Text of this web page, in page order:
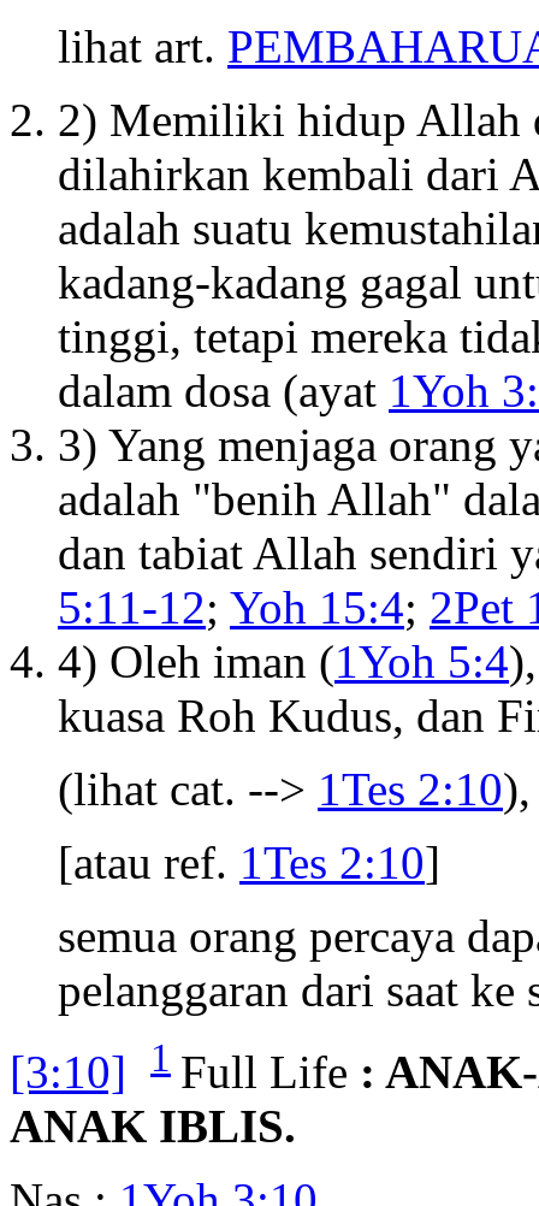
lihat art.
2) Memiliki hidup Allah
dilahirkan kembali dari
adalah suatu
kadang-kadang gagal
tinggi, tetapi mereka
dalam dosa (ayat 1Yoh
3) Yang menjaga orang
adalah "benih Allah"
dan tabiat Allah sendiri
5:11-12; Yoh 15:4; 2Pet
4) Oleh iman (1Yoh 5:4
kuasa Roh Kudus, dan
(lihat cat. --> 1Tes 2:10),
[atau ref. 1Tes 2:10]
semua orang percaya
pelanggaran dari saat ke
[3:10]
1 Full Life :
ANAK IBLIS.